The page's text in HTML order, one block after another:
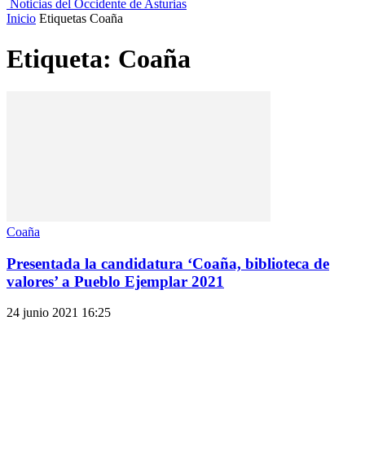
Noticias del Occidente de Asturias
Inicio Etiquetas Coaña
Etiqueta: Coaña
Coaña
Presentada la candidatura ‘Coaña, biblioteca de
valores’ a Pueblo Ejemplar 2021
24 junio 2021 16:25